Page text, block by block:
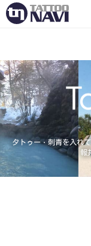
タトゥー・刺青を入れ
報